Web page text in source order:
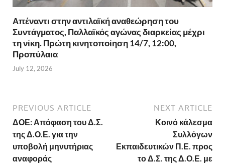
Απέναντι στην αντιλαϊκή αναθεώρηση του
Συντάγματος, Παλλαϊκός αγώνας διαρκείας μέχρι
τη νίκη. Πρώτη κινητοποίηση 14/7, 12:00,
Προπύλαια
July 12, 2026
PREVIOUS ARTICLE
ΔΟΕ: Απόφαση του Δ.Σ.
της Δ.Ο.Ε. για την
υποβολή μηνυτήριας
αναφοράς
NEXT ARTICLE
Κοινό κάλεσμα
Συλλόγων
Εκπαιδευτικών Π.Ε. προς
το Δ.Σ. της Δ.Ο.Ε. με